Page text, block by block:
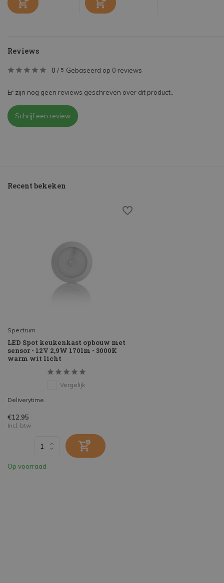
Reviews
0 / 5 Gebaseerd op 0 reviews
Er zijn nog geen reviews geschreven over dit product..
Schrijf een review
Recent bekeken
Spectrum
LED Spot keukenkast opbouw met
sensor - 12V 2,9W 170lm - 3000K
warm wit licht
Vergelijk
Deliverytime
€12,95
Incl. btw
Op voorraad